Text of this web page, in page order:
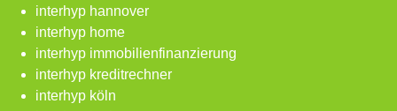
interhyp hannover
interhyp home
interhyp immobilienfinanzierung
interhyp kreditrechner
interhyp köln